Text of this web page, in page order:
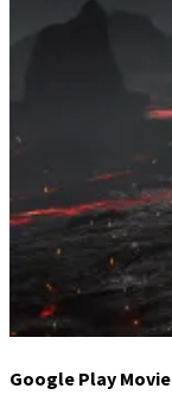
Google Play Movie